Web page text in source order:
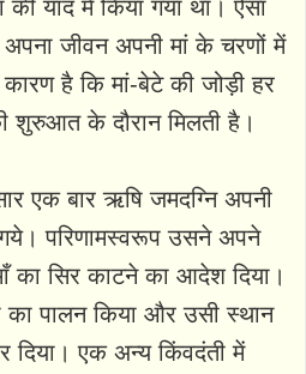
की याद में किया गया था। ऐसा
जीवन अपनी मां के चरणों में
है कि मां-बेटे की जोड़ी हर
शुरुआत के दौरान मिलती है।
एक बार ऋषि जमदग्नि अपनी
गये। परिणामस्वरूप उसने अपने
का सिर काटने का आदेश दिया।
का पालन किया और उसी स्थान
दिया। एक अन्य किंवदंती में